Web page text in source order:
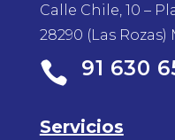
Calle Chile, 10 –
28290 (Las Rozas)
 91 630
Servicios